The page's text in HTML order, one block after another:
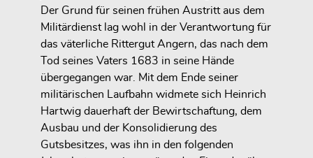
Der Grund für seinen frühen Austritt aus dem
Militärdienst lag wohl in der Verantwortung für
das väterliche Rittergut Angern, das nach dem
Tod seines Vaters 1683 in seine Hände
übergegangen war. Mit dem Ende seiner
militärischen Laufbahn widmete sich Heinrich
Hartwig dauerhaft der Bewirtschaftung, dem
Ausbau und der Konsolidierung des
Gutsbesitzes, was ihn in den folgenden